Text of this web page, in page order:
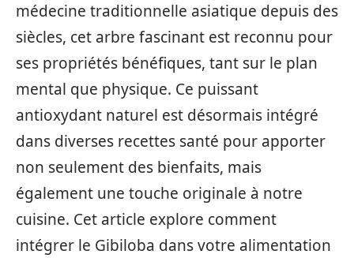
médecine traditionnelle asiatique depuis des
siècles, cet arbre fascinant est reconnu pour
ses propriétés bénéfiques, tant sur le plan
mental que physique. Ce puissant
antioxydant naturel est désormais intégré
dans diverses recettes santé pour apporter
non seulement des bienfaits, mais
également une touche originale à notre
cuisine. Cet article explore comment
intégrer le Gibiloba dans votre alimentation